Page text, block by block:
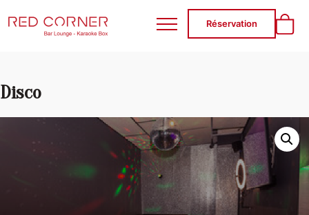
RED CORNER
Réservation
Disco